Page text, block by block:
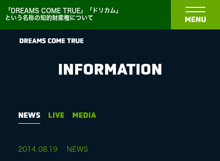
「DREAMS COME TRUE」「ドリカム」
という名称の知的財産権について
MENU
INFORMATION
NEWS LIVE MEDIA
2014. 08.19 NEWS